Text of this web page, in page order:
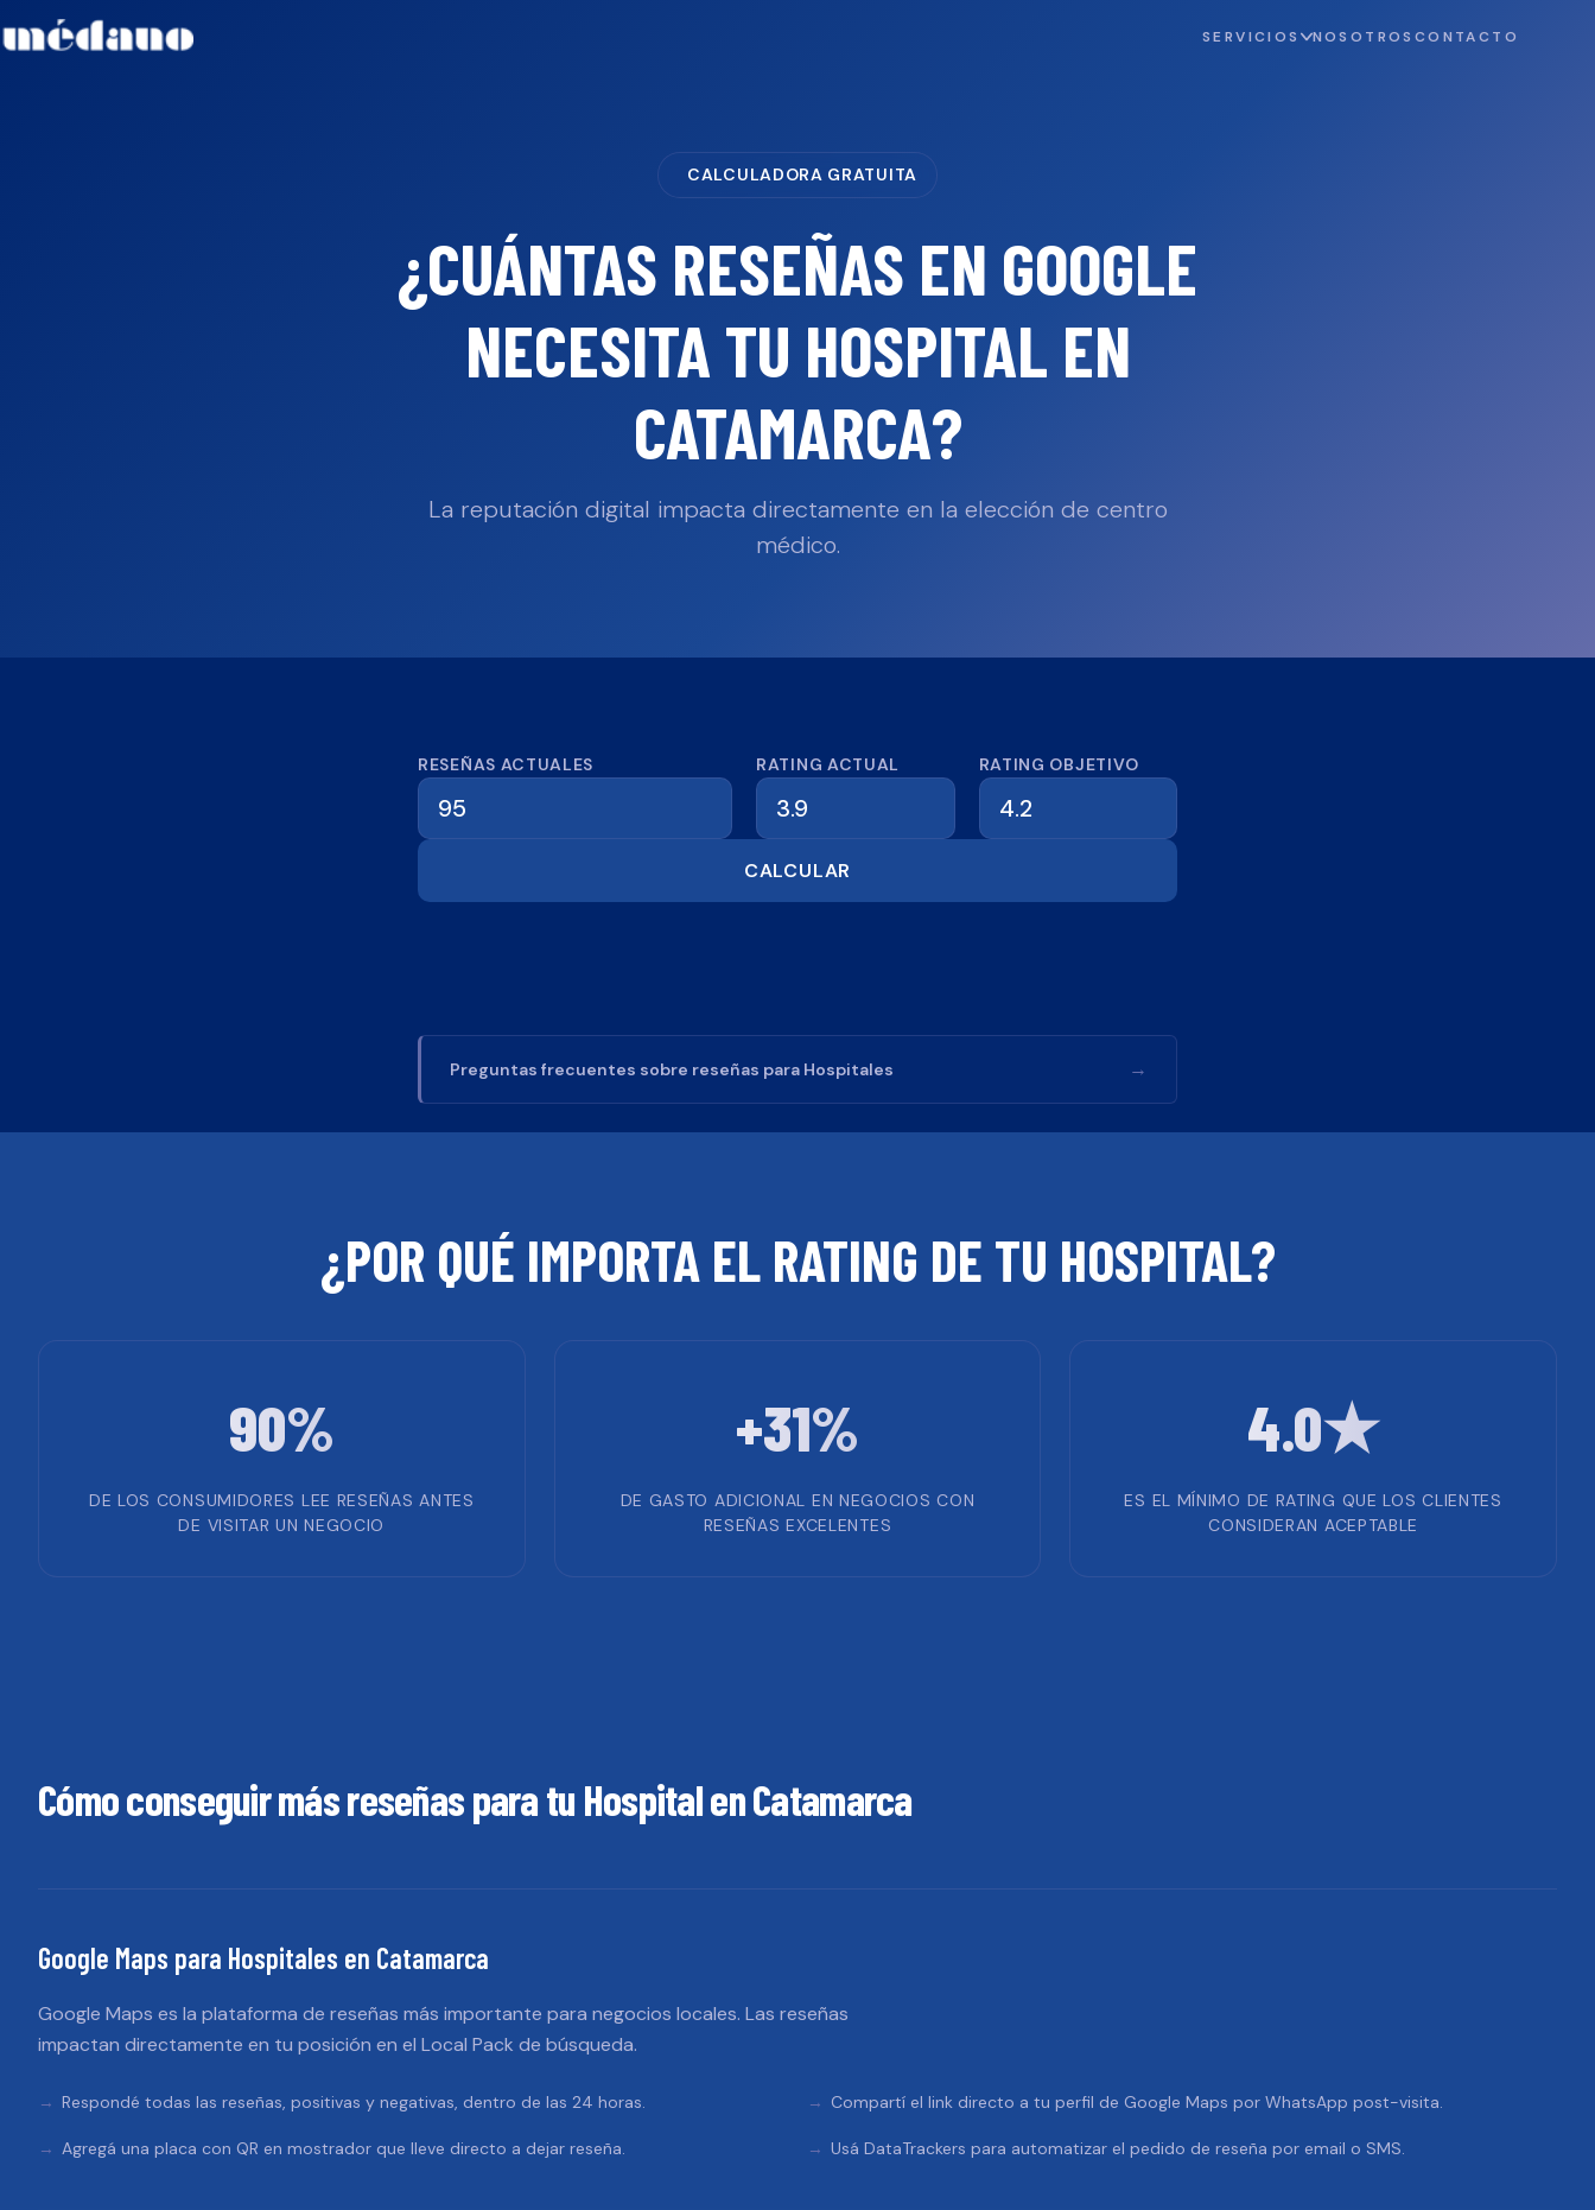
SERVICIOS NOSOTROS CONTACTO
CALCULADORA GRATUITA
¿CUÁNTAS RESEÑAS EN GOOGLE
NECESITA TU HOSPITAL EN
CATAMARCA?
La reputación digital impacta directamente en la elección de centro
médico.
Calculadora de reseñas
RESEÑAS ACTUALES RATING ACTUAL RATING OBJETIVO
CALCULAR
Preguntas frecuentes sobre reseñas para Hospitales →
¿POR QUÉ IMPORTA EL RATING DE TU HOSPITAL?
90%
DE LOS CONSUMIDORES LEE RESEÑAS ANTES
DE VISITAR UN NEGOCIO
+31%
DE GASTO ADICIONAL EN NEGOCIOS CON
RESEÑAS EXCELENTES
4.0★
ES EL MÍNIMO DE RATING QUE LOS CLIENTES
CONSIDERAN ACEPTABLE
Cómo conseguir más reseñas para tu HospitalenCatamarca
Google Maps para Hospitales en Catamarca
Google Maps es la plataforma de reseñas más importante para negocios locales. Las reseñas
impactan directamente en tu posición en el Local Pack de búsqueda.
Respondé todas las reseñas, positivas y negativas, dentro de las 24 horas. Compartí el link directo a tu perfil de Google Maps por WhatsApp post-visita.
Agregá una placa con QR en mostrador que lleve directo a dejar reseña. Usá DataTrackers para automatizar el pedido de reseña por email o SMS.